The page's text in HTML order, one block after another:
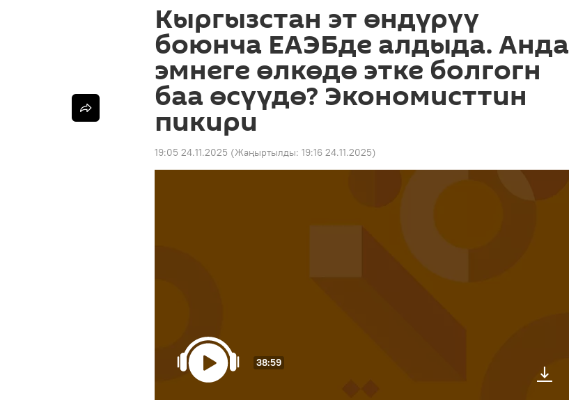
Кыргызстан эт өндүрүү
боюнча ЕАЭБде алдыда. Анда
эмнеге өлкөдө этке болгогн
баа өсүүдө? Экономисттин
пикири
19:05 24.11.2025 (Жаңыртылды: 19:16 24.11.2025)
38:59